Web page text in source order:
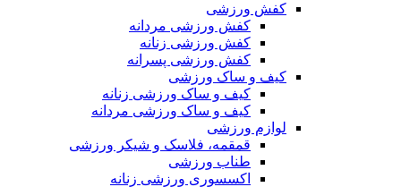
کفش ورزشی
کفش ورزشی مردانه
کفش ورزشی زنانه
کفش ورزشی پسرانه
کیف و ساک ورزشی
کیف و ساک ورزشی زنانه
کیف و ساک ورزشی مردانه
لوازم ورزشی
قمقمه، فلاسک و شیکر ورزشی
طناب ورزشی
اکسسوری ورزشی زنانه